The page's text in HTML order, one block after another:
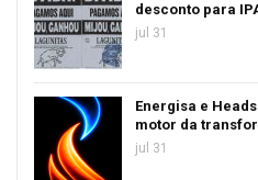
desconto para
jul 31
Energisa e
motor da
jul 31